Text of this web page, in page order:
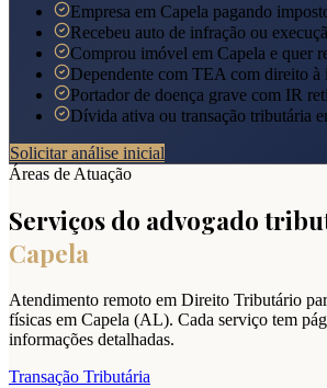
Empresa em Capela pagando
Recebeu auto de infração ou
Comprou imóvel em Capela e quer
Dependente com TEA com direito à
Portador de doença grave com IR
Dívida ativa ou transação tributária
Solicitar análise inicial
Áreas de Atuação
Serviços do advogado
Capela
Atendimento remoto em Direito Tributário
físicas em Capela (AL). Cada serviço tem
informações detalhadas.
Transação Tributária